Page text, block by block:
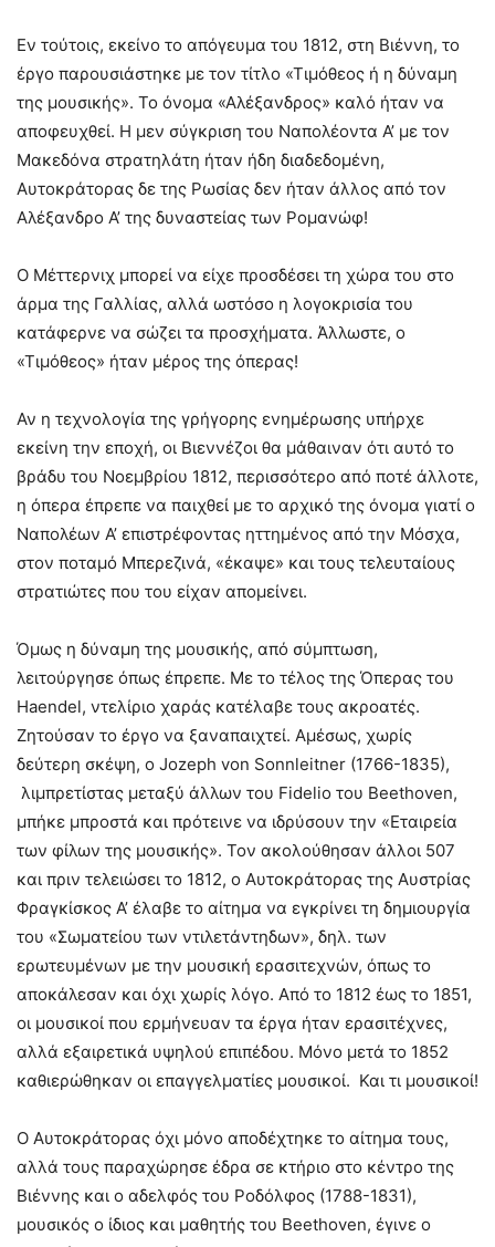
Εν τούτοις, εκείνο το απόγευμα του 1812, στη Βιέννη, το
έργο παρουσιάστηκε με τον τίτλο «Τιμόθεος ή η δύναμη
της μουσικής». Το όνομα «Αλέξανδρος» καλό ήταν να
αποφευχθεί. Η μεν σύγκριση του Ναπολέοντα Α’ με τον
Μακεδόνα στρατηλάτη ήταν ήδη διαδεδομένη,
Αυτοκράτορας δε της Ρωσίας δεν ήταν άλλος από τον
Αλέξανδρο Α’ της δυναστείας των Ρομανώφ!
Ο Μέττερνιχ μπορεί να είχε προσδέσει τη χώρα του στο
άρμα της Γαλλίας, αλλά ωστόσο η λογοκρισία του
κατάφερνε να σώζει τα προσχήματα. Άλλωστε, ο
«Τιμόθεος» ήταν μέρος της όπερας!
Αν η τεχνολογία της γρήγορης ενημέρωσης υπήρχε
εκείνη την εποχή, οι Βιεννέζοι θα μάθαιναν ότι αυτό το
βράδυ του Νοεμβρίου 1812, περισσότερο από ποτέ άλλοτε,
η όπερα έπρεπε να παιχθεί με το αρχικό της όνομα γιατί ο
Ναπολέων Α’ επιστρέφοντας ηττημένος από την Μόσχα,
στον ποταμό Μπερεζινά, «έκαψε» και τους τελευταίους
στρατιώτες που του είχαν απομείνει.
Όμως η δύναμη της μουσικής, από σύμπτωση,
λειτούργησε όπως έπρεπε. Με το τέλος της Όπερας του
Haendel, ντελίριο χαράς κατέλαβε τους ακροατές.
Ζητούσαν το έργο να ξαναπαιχτεί. Αμέσως, χωρίς
δεύτερη σκέψη, ο Jozeph von Sonnleitner (1766-1835),
λιμπρετίστας μεταξύ άλλων του Fidelio του Beethoven,
μπήκε μπροστά και πρότεινε να ιδρύσουν την «Εταιρεία
των φίλων της μουσικής». Τον ακολούθησαν άλλοι 507
και πριν τελειώσει το 1812, ο Αυτοκράτορας της Αυστρίας
Φραγκίσκος Α’ έλαβε το αίτημα να εγκρίνει τη δημιουργία
του «Σωματείου των ντιλετάντηδων», δηλ. των
ερωτευμένων με την μουσική ερασιτεχνών, όπως το
αποκάλεσαν και όχι χωρίς λόγο. Από το 1812 έως το 1851,
οι μουσικοί που ερμήνευαν τα έργα ήταν ερασιτέχνες,
αλλά εξαιρετικά υψηλού επιπέδου. Μόνο μετά το 1852
καθιερώθηκαν οι επαγγελματίες μουσικοί. Και τι μουσικοί!
Ο Αυτοκράτορας όχι μόνο αποδέχτηκε το αίτημα τους,
αλλά τους παραχώρησε έδρα σε κτήριο στο κέντρο της
Βιέννης και ο αδελφός του Ροδόλφος (1788-1831),
μουσικός ο ίδιος και μαθητής του Beethoven, έγινε ο